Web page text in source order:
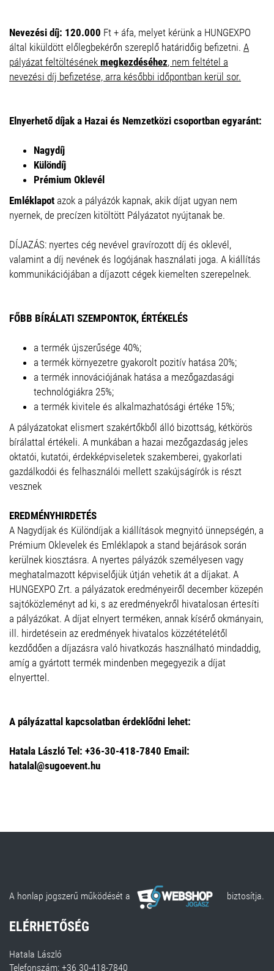
Nevezési díj: 120.000 Ft + áfa, melyet kérünk a HUNGEXPO
által kiküldött előlegbekérőn szereplő határidőig befizetni. A
pályázat feltöltésének megkezdéséhez, nem feltétel a
nevezési díj befizetése, arra későbbi időpontban kerül sor.
Elnyerhető díjak a Hazai és Nemzetközi csoportban egyaránt:
Nagydíj
Különdíj
Prémium Oklevél
Emléklapot azok a pályázók kapnak, akik díjat ugyan nem
nyernek, de precízen kitöltött Pályázatot nyújtanak be.
DÍJAZÁS: nyertes cég nevével gravírozott díj és oklevél,
valamint a díj nevének és logójának használati joga. A kiállítás
kommunikációjában a díjazott cégek kiemelten szerepelnek.
FŐBB BÍRÁLATI SZEMPONTOK, ÉRTÉKELÉS
a termék újszerűsége 40%;
a termék környezetre gyakorolt pozitív hatása 20%;
a termék innovációjának hatása a mezőgazdasági
technológiákra 25%;
a termék kivitele és alkalmazhatósági értéke 15%;
A pályázatokat elismert szakértőkből álló bizottság, kétkörös
bírálattal értékeli. A munkában a hazai mezőgazdaság jeles
oktatói, kutatói, érdekképviseletek szakemberei, gyakorlati
gazdálkodói és felhasználói mellett szakújságírók is részt
vesznek
EREDMÉNYHIRDETÉS
A Nagydíjak és Különdíjak a kiállítások megnyitó ünnepségén, a
Prémium Oklevelek és Emléklapok a stand bejárások során
kerülnek kiosztásra. A nyertes pályázók személyesen vagy
meghatalmazott képviselőjük útján vehetik át a díjakat. A
HUNGEXPO Zrt. a pályázatok eredményeiről december közepén
sajtóközleményt ad ki, s az eredményekről hivatalosan értesíti
a pályázókat. A díjat elnyert terméken, annak kísérő okmányain,
ill. hirdetésein az eredmények hivatalos közzétételétől
kezdődően a díjazásra való hivatkozás használható mindaddig,
amíg a gyártott termék mindenben megegyezik a díjat
elnyerttel.
A pályázattal kapcsolatban érdeklődni lehet:
Hatala László Tel: +36-30-418-7840 Email:
hatalal@sugoevent.hu
A honlap jogszerű működését a biztosítja.
ELÉRHETŐSÉG
Hatala László
Telefonszám: +36 30-418-7840